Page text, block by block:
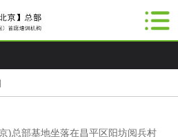
)总部基地坐落在昌平区阳坊阅兵村